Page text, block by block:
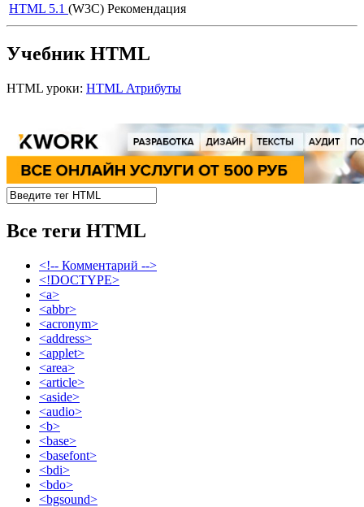
HTML 5.1 (W3C) Рекомендация
Учебник HTML
HTML уроки: HTML Атрибуты
Все теги HTML
<!-- Комментарий -->
<!DOCTYPE>
<a>
<abbr>
<acronym>
<address>
<applet>
<area>
<article>
<aside>
<audio>
<b>
<base>
<basefont>
<bdi>
<bdo>
<bgsound>